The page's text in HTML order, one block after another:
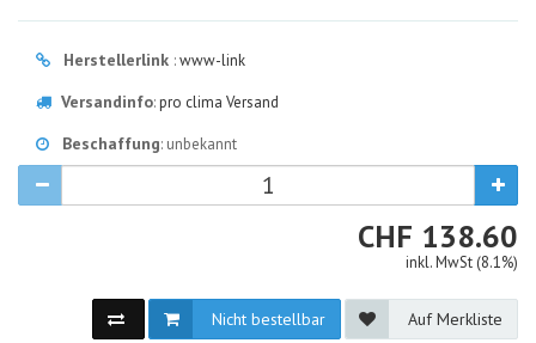
Herstellerlink :www-link
Versandinfo:pro clima Versand
Beschaffung: unbekannt
CHF CHF
138.60
inkl. MwSt (8.1%)
Nicht bestellbar Auf Merkliste